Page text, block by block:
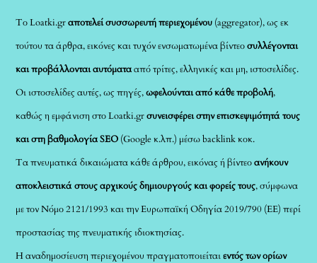
Το Loatki.grαποτελεί συσσωρευτή περιεχομένου (aggregator), ως εκ
τούτου τα άρθρα, εικόνες και τυχόν ενσωματωμένα βίντεοσυλλέγονται
και προβάλλονται αυτόματααπό τρίτες, ελληνικές και μη, ιστοσελίδες.
Οι ιστοσελίδες αυτές, ως πηγές,ωφελούνται από κάθε προβολή,
καθώς η εμφάνιση στο Loatki.grσυνεισφέρει στην επισκεψιμότητά τους
και στη βαθμολογία SEO (Google κ.λπ.) μέσω backlink κοκ.
Τα πνευματικά δικαιώματα κάθε άρθρου, εικόνας ή βίντεοανήκουν
αποκλειστικά στους αρχικούς δημιουργούς και φορείς τους, σύμφωνα
με τον Νόμο 2121/1993 και την Ευρωπαϊκή Οδηγία 2019/790 (ΕΕ) περί
προστασίας της πνευματικής ιδιοκτησίας.
Η αναδημοσίευση περιεχομένου πραγματοποιείταιεντός των ορίων